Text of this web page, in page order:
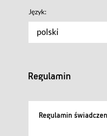
Język:
polski
Regulamin
Regulamin